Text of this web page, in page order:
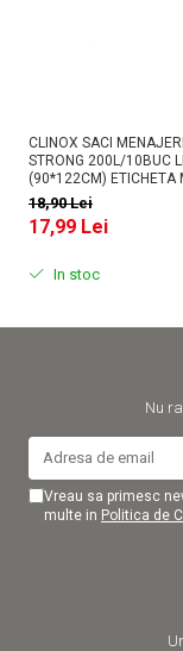
CLINOX SACI
STRONG 200L/10BUC
(90*122CM) ETICHETA
18,90 Lei
17,99 Lei
In stoc
Nu
Vreau sa primesc
multe in Politica de